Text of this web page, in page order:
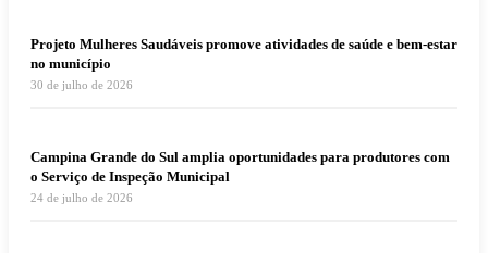
Projeto Mulheres Saudáveis promove atividades de saúde e bem-estar
no município
30 de julho de 2026
Campina Grande do Sul amplia oportunidades para produtores com
o Serviço de Inspeção Municipal
24 de julho de 2026